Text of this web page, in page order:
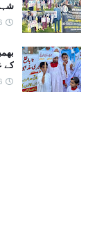
کے